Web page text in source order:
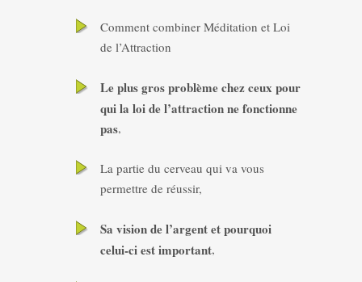
Comment combiner Méditation et Loi
de l’Attraction
Le plus gros problème chez ceux pour
qui la loi de l’attraction ne fonctionne
pas,
La partie du cerveau qui va vous
permettre de réussir,
Sa vision de l’argent et pourquoi
celui-ci est important,